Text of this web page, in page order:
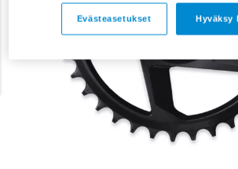
Hyväksy
Evästeasetukset